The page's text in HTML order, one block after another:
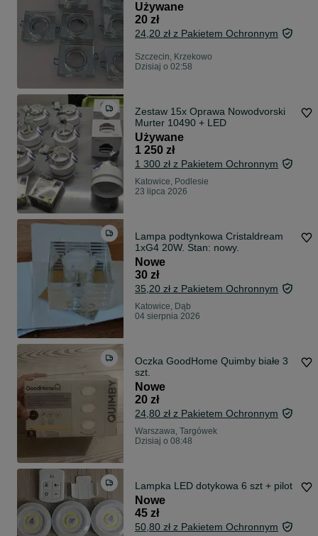
Używane
20 zł
24,20 zł z Pakietem Ochronnym
Szczecin, Krzekowo
Dzisiaj o 02:58
Zestaw 15x Oprawa Nowodvorski
Murter 10490 + LED
Używane
1 250 zł
1 300 zł z Pakietem Ochronnym
Katowice, Podlesie
23 lipca 2026
Lampa podtynkowa Cristaldream
1xG4 20W. Stan: nowy.
Nowe
30 zł
35,20 zł z Pakietem Ochronnym
Katowice, Dąb
04 sierpnia 2026
Oczka GoodHome Quimby białe 3
szt.
Nowe
20 zł
24,80 zł z Pakietem Ochronnym
Warszawa, Targówek
Dzisiaj o 08:48
Lampka LED dotykowa 6 szt + pilot
Nowe
45 zł
50,80 zł z Pakietem Ochronnym